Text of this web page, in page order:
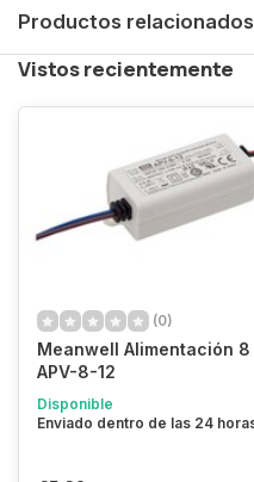
Productos relacionados
Vistos recientemente
(0)
Meanwell Alimentación 8
APV-8-12
Disponible
Enviado dentro de las 24